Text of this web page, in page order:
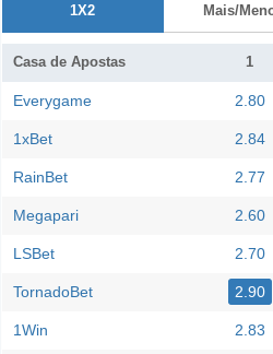
1X2 Mais/
Casa de Apostas 1
Everygame 2.80
1xBet 2.84
RainBet 2.77
Megapari 2.60
LSBet 2.70
TornadoBet 2.90
1Win 2.83